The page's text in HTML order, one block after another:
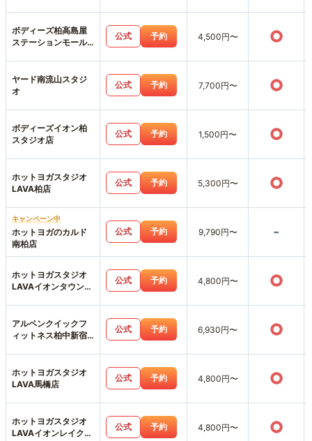
ボディーズ柏高島屋
ステーションモール
公式 予約 4,500円〜 ○
ヤード南流山スタジ
オ
公式 予約 7,700円〜 ○
ボディーズイオン柏
スタジオ店
公式 予約 1,500円〜 ○
ホットヨガスタジオ
LAVA柏店
公式 予約 5,300円〜 ○
キャンペーン中
ホットヨガのカルド
南柏店
公式 予約 9,790円〜 -
ホットヨガスタジオ
LAVAイオンタウン吉
公式 予約 4,800円〜 ○
アルペンクイックフ
ィットネス柏中新宿
公式 予約 6,930円〜 ○
ホットヨガスタジオ
LAVA馬橋店
公式 予約 4,800円〜 ○
ホットヨガスタジオ
LAVAイオンレイクタ
公式 予約 4,800円〜 ○